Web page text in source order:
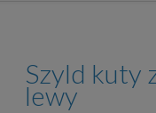
Szyld kuty
lewy